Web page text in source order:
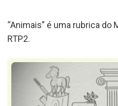
“Animais” é uma rubrica do
RTP2.